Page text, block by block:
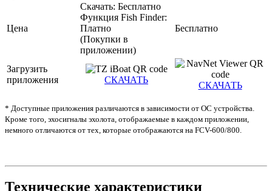
Цена
Скачать: Бесплатно
Функция Fish Finder:
Платно
(Покупки в
приложении)
Бесплатно
Загрузить
приложения
СКАЧАТЬ
СКАЧАТЬ
* Доступные приложения различаются в зависимости от ОС устройства.
Кроме того, эхосигналы эхолота, отображаемые в каждом приложении,
немного отличаются от тех, которые отображаются на FCV-600/800.
Технические характеристики